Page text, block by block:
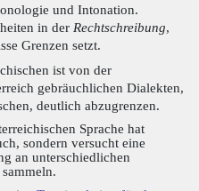
und Intonation.
in der Rechtschreibung,
Grenzen setzt.
ist von der
gebräuchlichen Dialekten,
deutlich abzugrenzen.
Sprache hat
sondern versucht eine
an unterschiedlichen